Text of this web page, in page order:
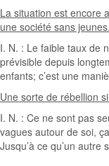
La situation est encore
une société sans jeunes.
I. N. : Le faible taux de
prévisible depuis
enfants; c’est une
Une sorte de rébellion
I. N. : Ce ne sont pas
vagues autour de soi,
Jusqu’à ce qu’un